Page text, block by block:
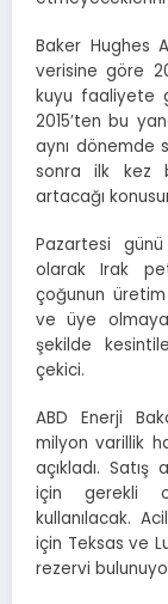
Baker Hughes
verisine göre
kuyu faaliyete
2015’ten bu
aynı dönemde
sonra ilk kez
artacağı
Pazartesi
olarak Irak
çoğunun üretim
ve üye
şekilde
çekici.
ABD Enerji
milyon varillik
açıkladı. Satış
için gerekli
kullanılacak.
için Teksas ve
rezervi